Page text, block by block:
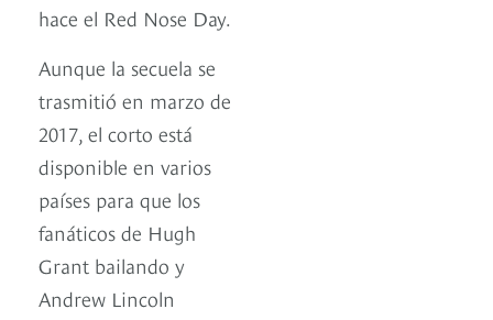
hace el Red Nose Day.
Aunque la secuela se
trasmitió en marzo de
2017, el corto está
disponible en varios
países para que los
fanáticos de Hugh
Grant bailando y
Andrew Lincoln